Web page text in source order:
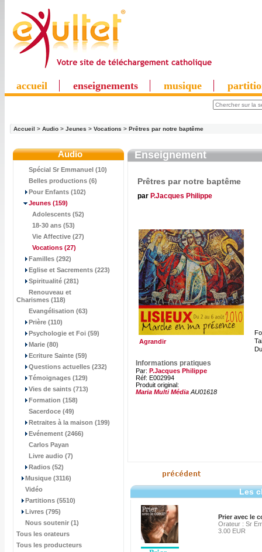
accueil enseignements musique
Accueil > Audio > Jeunes > Vocations > Prêtres par notre baptême
Audio
Spécial Sr Emmanuel (10)
Belles productions (6)
Pour Enfants (102)
Jeunes (159)
Adolescents (52)
18-30 ans (53)
Vie Affective (27)
Vocations (27)
Familles (292)
Eglise et Sacrements (223)
Spiritualité (281)
Renouveau et
Charismes (118)
Evangélisation (63)
Prière (110)
Psychologie et Foi (59)
Marie (80)
Ecriture Sainte (59)
Questions actuelles (232)
Témoignages (129)
Vies de saints (713)
Formation (158)
Sacerdoce (49)
Retraites à la maison (199)
Evénement (2466)
Carlos Payan
Livre audio (7)
Radios (52)
Musique (3116)
Vidéo
Partitions (5510)
Livres (795)
Nous soutenir (1)
Tous les orateurs
Tous les producteurs
Enseignement
Prêtres par notre baptême
par P.Jacques Philippe
Agrandir
Informations pratiques
Par: P.Jacques Philippe
Réf: E002994
Produit original:
Maria Multi Média AU01618
Les
Prier avec le
Orateur : Sr
3.00 EUR